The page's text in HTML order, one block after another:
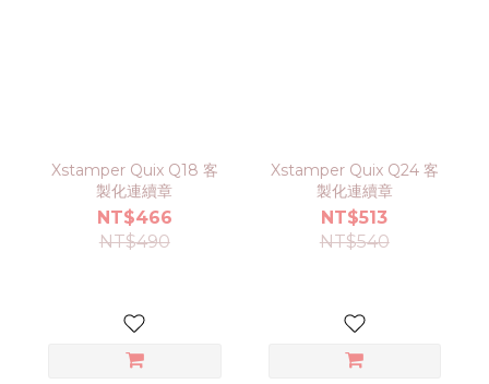
Xstamper Quix Q18 客
製化連續章
NT$466
NT$490
Xstamper Quix Q24 客
製化連續章
NT$513
NT$540